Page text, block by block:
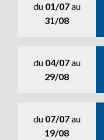
du 01/07au
31/08
du 04/07au
29/08
du 07/07au
19/08